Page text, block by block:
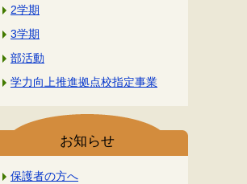
2学期
3学期
部活動
学力向上推進拠点校指定事業
お知らせ
保護者の方へ